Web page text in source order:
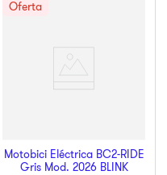
Motobici Eléctrica BC2-RIDE
Gris Mod. 2026 BLINK